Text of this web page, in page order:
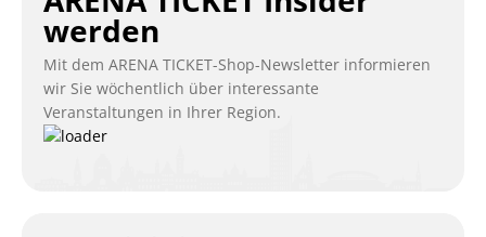
werden
Mit dem ARENA TICKET-Shop-Newsletter informieren
wir Sie wöchentlich über interessante
Veranstaltungen in Ihrer Region.